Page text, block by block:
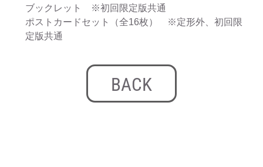
ブックレット ※初回限定版共通
ポストカードセット（全16枚） ※定形外、初回限
定版共通
BACK